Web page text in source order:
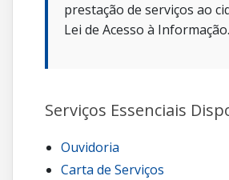
prestação de serviços ao
Lei de Acesso à Informação.
Serviços Essenciais
Ouvidoria
Carta de Serviços